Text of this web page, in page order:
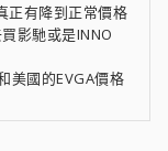
正有降到正常價格
影馳或是INNO
美國的EVGA價格